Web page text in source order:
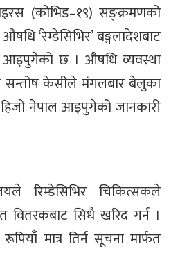
(कोभिड–१९) सङ्क्रमणको
‘रेम्डेसिभिर’ बङ्गलादेशबाट
छ । औषधि व्यवस्था
सन्तोष केसीले मंगलबार बेलुका
नेपाल आइपुगेको जानकारी
रिम्डेसिभिर चिकित्सकले
वितरकबाट सिधै खरिद गर्न ।
मात्र तिर्न सूचना मार्फत